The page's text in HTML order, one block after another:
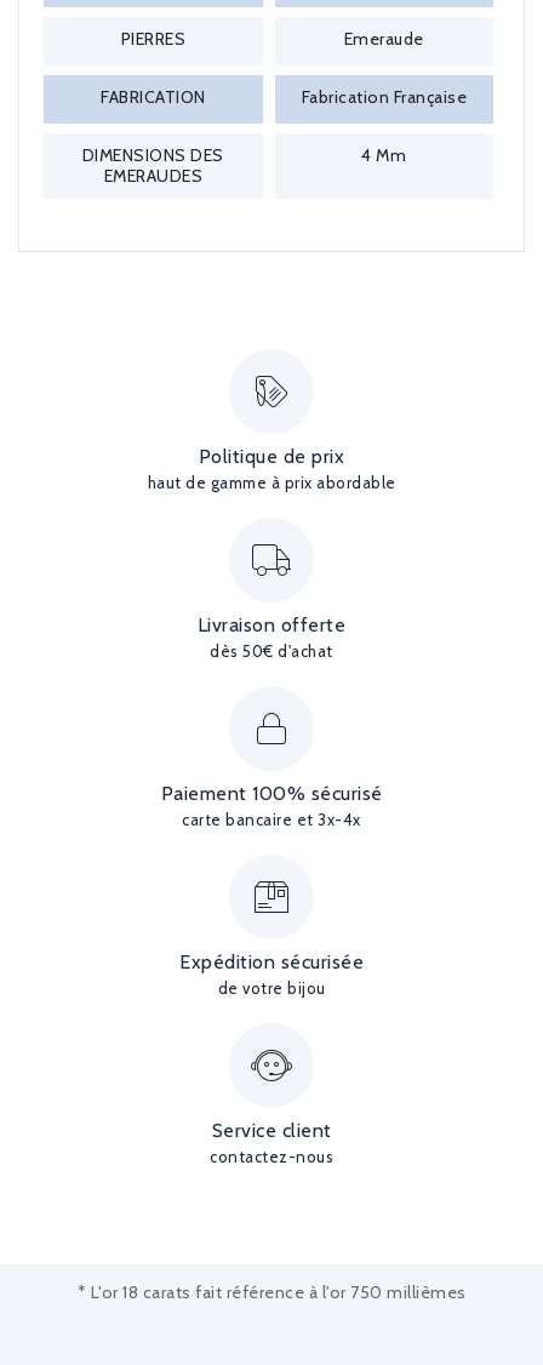
PIERRES Emeraude
FABRICATION Fabrication Française
DIMENSIONS DES
EMERAUDES
4 Mm
Politique de prix
haut de gamme à prix abordable
Livraison offerte
dès 50€ d'achat
Paiement 100% sécurisé
carte bancaire et 3x-4x
Expédition sécurisée
de votre bijou
Service client
contactez-nous
* L'or 18 carats fait référence à l'or 750 millièmes